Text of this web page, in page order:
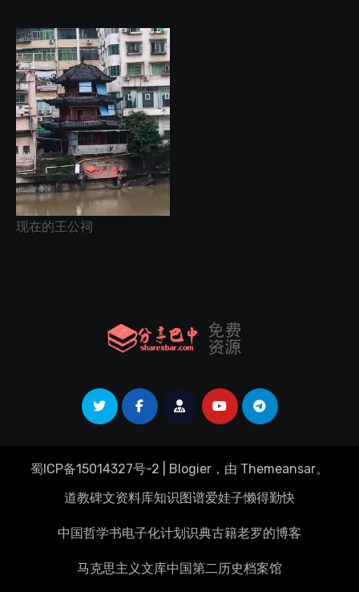
现在的王公祠
蜀ICP备15014327号-2 Blogier ，由 Themeansar。
道教碑文资料库知识图谱爱娃子懒得勤快
中国哲学书电子化计划识典古籍老罗的博客
马克思主义文库中国第二历史档案馆